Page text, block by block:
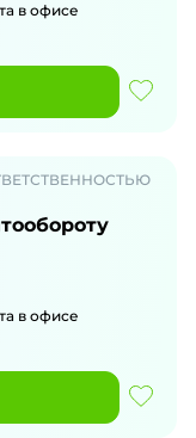
в офисе
в офисе